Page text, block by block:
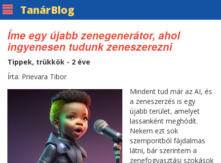
TanárBlog
Íme egy újabb zenegenerátor, ahol
ingyenesen tudunk zeneszerezni
Tippek, trükkök - 2 éve
Írta: Prievara Tibor
Mindent tud már az AI, és
a zeneszerzés is egy
újabb terület, amelyet
lassanként meghódít.
Nekem ezt sok
szempontból fájdalmas
látni, bár szerintem a
zenefogyasztási szokások